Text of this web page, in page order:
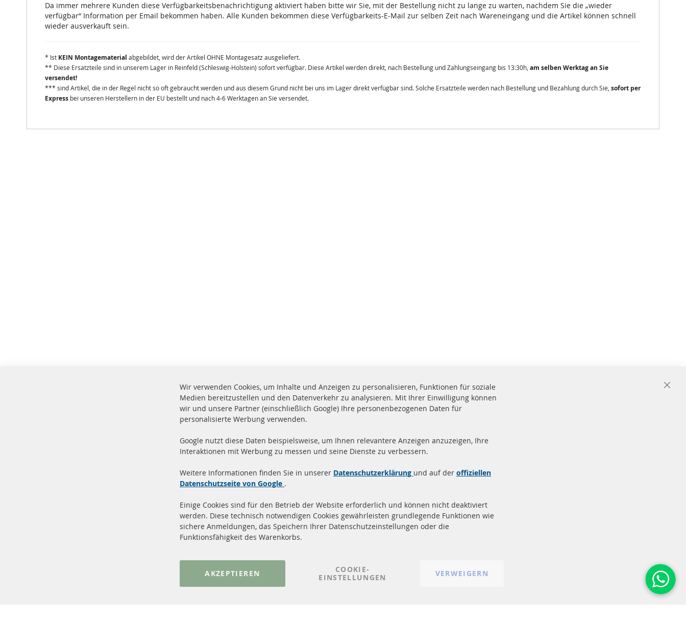
Da immer mehrere Kunden diese Verfügbarkeitsbenachrichtigung aktiviert haben bitte wir Sie, mit der Bestellung nicht zu lange zu warten, nachdem Sie die „wieder
verfügbar“ Information per Email bekommen haben. Alle Kunden bekommen diese Verfügbarkeits-E-Mail zur selben Zeit nach Wareneingang und die Artikel können schnell
wieder ausverkauft sein.
* Ist KEIN Montagematerial abgebildet, wird der Artikel OHNE Montagesatz ausgeliefert.
** Diese Ersatzteile sind in unserem Lager in Reinfeld (Schleswig-Holstein) sofort verfügbar. Diese Artikel werden direkt, nach Bestellung und Zahlungseingang bis 13:30h, am selben Werktag an Sie
versendet!
*** sind Artikel, die in der Regel nicht so oft gebraucht werden und aus diesem Grund nicht bei uns im Lager direkt verfügbar sind. Solche Ersatzteile werden nach Bestellung und Bezahlung durch Sie, sofort per
Express bei unseren Herstellern in der EU bestellt und nach 4-6 Werktagen an Sie versendet.
Versand innerhalb 24 Stunden
Produkte auf Lager
Alle Teile zertifiziert und
homologiert mit e-Prüfzeichen
Quick Links
Dieselpartikelfilter (DPF)
Dieselpartikelfilter Reinigung
Katalysator (KAT)
Über uns
Zahlungsarten
Versandkosten
Close
Wir verwenden Cookies, um Inhalte und Anzeigen zu personalisieren, Funktionen für soziale
Medien bereitzustellen und den Datenverkehr zu analysieren. Mit Ihrer Einwilligung können
wir und unsere Partner (einschließlich Google) Ihre personenbezogenen Daten für
personalisierte Werbung verwenden.
Google nutzt diese Daten beispielsweise, um Ihnen relevantere Anzeigen anzuzeigen, Ihre
Interaktionen mit Werbung zu messen und seine Dienste zu verbessern.
Weitere Informationen finden Sie in unserer Datenschutzerklärung und auf der offiziellen
Datenschutzseite von Google .
Einige Cookies sind für den Betrieb der Website erforderlich und können nicht deaktiviert
werden. Diese technisch notwendigen Cookies gewährleisten grundlegende Funktionen wie
sichere Anmeldungen, das Speichern Ihrer Datenschutzeinstellungen oder die
Funktionsfähigkeit des Warenkorbs.
AKZEPTIEREN
COOKIE-
EINSTELLUNGEN
VERWEIGERN